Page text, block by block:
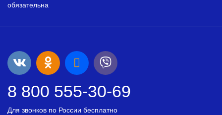
обязательна
8 800 555-30-69
Для звонков по России бесплатно